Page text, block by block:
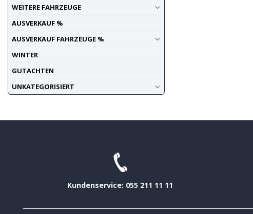
WEITERE FAHRZEUGE
AUSVERKAUF %
AUSVERKAUF FAHRZEUGE %
WINTER
GUTACHTEN
UNKATEGORISIERT
Kundenservice: 055 211 11 11